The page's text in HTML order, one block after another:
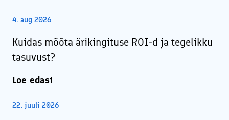
4. aug 2026
Kuidas mõõta ärikingituse ROI-d ja tegelikku
tasuvust?
Loe edasi
22. juuli 2026